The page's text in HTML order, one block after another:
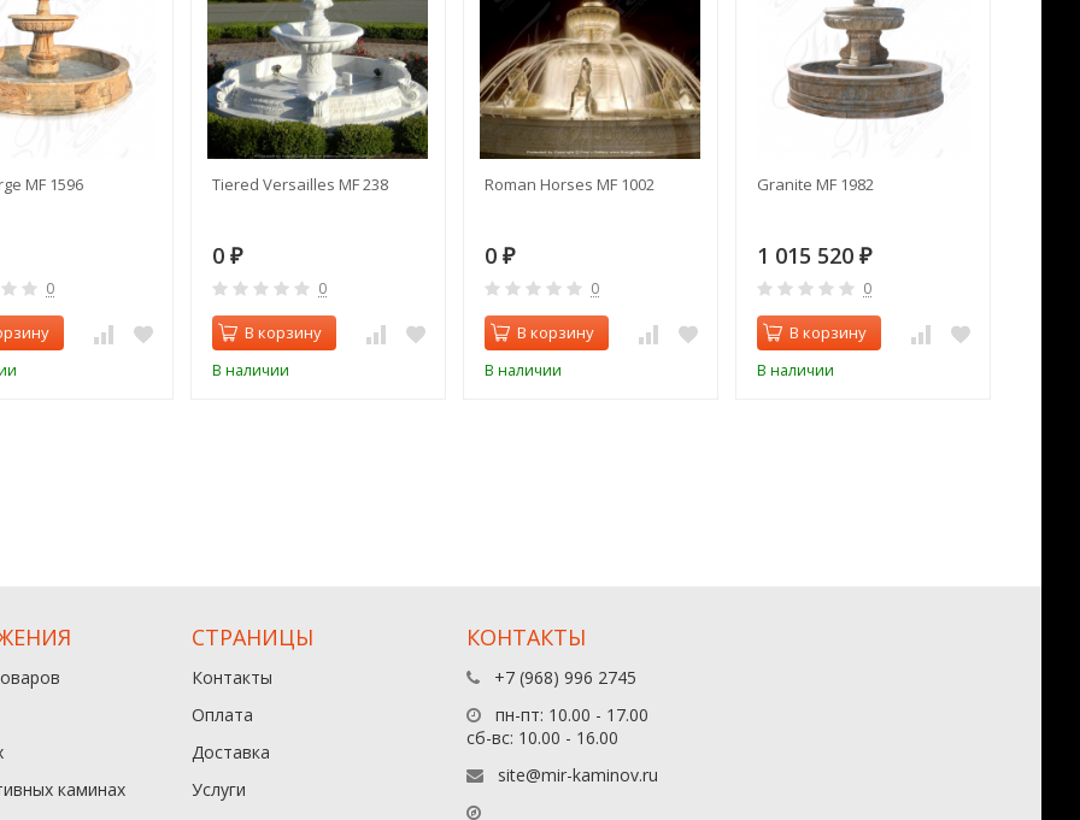
MF 1596
0
Tiered Versailles MF 238
0 ₽
0
В корзину
В наличии
Roman Horses MF 1002
0 ₽
0
В корзину
В наличии
Granite MF 1982
1 015 520 ₽
0
В корзину
В наличии
каминах
СТРАНИЦЫ
Контакты
Оплата
Доставка
Услуги
КОНТАКТЫ
+7 (968) 996 2745
пн-пт: 10.00 - 17.00
сб-вс: 10.00 - 16.00
site@mir-kaminov.ru